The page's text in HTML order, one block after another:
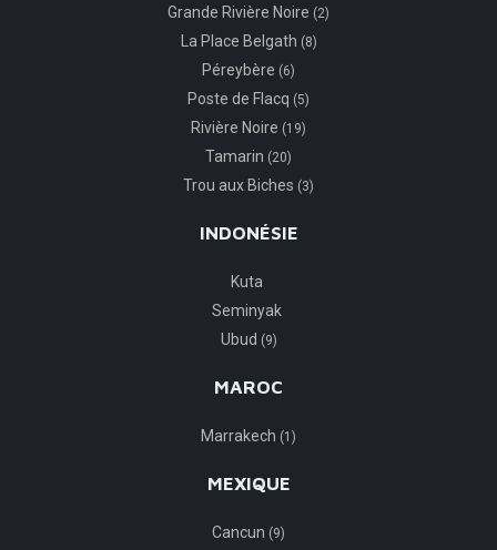
Grande Rivière Noire (2)
La Place Belgath (8)
Péreybère (6)
Poste de Flacq (5)
Rivière Noire (19)
Tamarin (20)
Trou aux Biches (3)
INDONÉSIE
Kuta
Seminyak
Ubud (9)
MAROC
Marrakech (1)
MEXIQUE
Cancun (9)